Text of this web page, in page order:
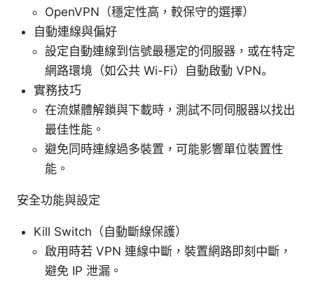
OpenVPN（穩定性高，較保守的選擇）
自動連線與偏好
設定自動連線到信號最穩定的伺服器，或在特定
網路環境（如公共 Wi-Fi）自動啟動 VPN。
實務技巧
在流媒體解鎖與下載時，測試不同伺服器以找出
最佳性能。
避免同時連線過多裝置，可能影響單位裝置性
能。
安全功能與設定
Kill Switch（自動斷線保護）
啟用時若 VPN 連線中斷，裝置網路即刻中斷，
避免 IP 泄漏。